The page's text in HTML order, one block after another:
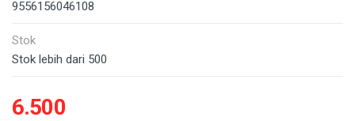
9556156046108
Stok
Stok lebih dari 500
6.500